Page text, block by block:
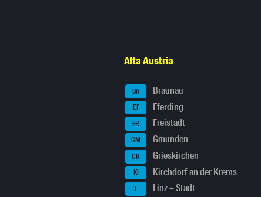
Alta Austria
BR Braunau
EF Eferding
FR Freistadt
GM Gmunden
GR Grieskirchen
KI Kirchdorf an der Krems
L Linz – Stadt